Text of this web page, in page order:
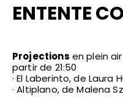
ENTENTE
Projections en plein
partir de 21:50
· El Laberinto, de Laura
· Altiplano, de Malena